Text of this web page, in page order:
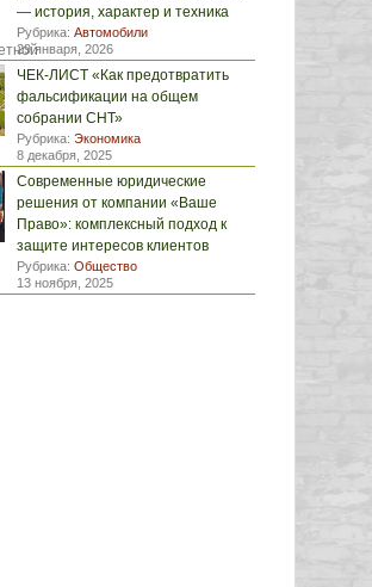
— история, характер и техника
Рубрика: Автомобили
29 января, 2026
ЧЕК-ЛИСТ «Как предотвратить
фальсификации на общем
собрании СНТ»
Рубрика: Экономика
8 декабря, 2025
Современные юридические
решения от компании «Ваше
Право»: комплексный подход к
защите интересов клиентов
Рубрика: Общество
13 ноября, 2025